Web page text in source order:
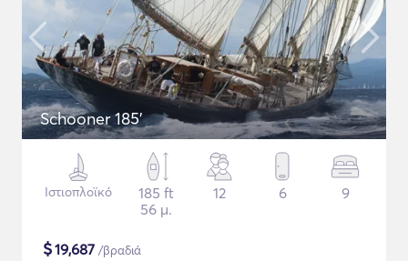
Schooner 185'
Ιστιοπλοϊκό
185 ft
56 μ.
12 6 9
$19,687 /βραδιά